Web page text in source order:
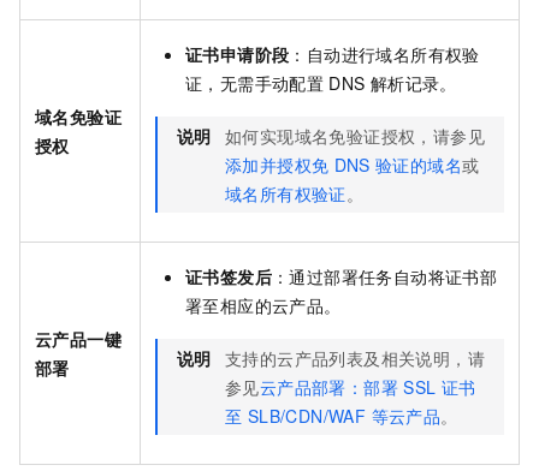
域名免验证
授权
证书申请阶段 ：自动进行域名所有权验
证，无需手动配置 DNS 解析记录。
说明 如何实现域名免验证授权，请参见
添加并授权免 DNS 验证的域名或
域名所有权验证。
云产品一键
部署
证书签发后 ：通过部署任务自动将证书部
署至相应的云产品。
说明 支持的云产品列表及相关说明，请
参见云产品部署：部署 SSL 证书
至 SLB/CDN/WAF 等云产品。